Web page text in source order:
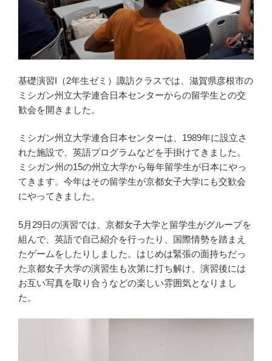
基礎演習I（2年生ゼミ）諏訪クラスでは、滋賀県彦根市の
ミシガン州立大学連合日本センターからの留学生との交
歓会を開きました。
ミシガン州立大学連合日本センターは、1989年に設立さ
れた施設で、英語プログラムなどを手掛けてきました。
ミシガン州の15の州立大学から毎年留学生が日本にやっ
てきます。今年はその留学生が京都女子大学にも交歓会
にやってきました。
5月29日の演習では、京都女子大学と留学生がグループを
組んで、英語で自己紹介を行ったり、国際情勢を踏まえ
たゲームをしたりしました。はじめは緊張の面持ちだっ
た京都女子大学の演習生も次第に打ち解け、演習後には
お互い写真を取り合うなどの楽しい雰囲気となりまし
た。